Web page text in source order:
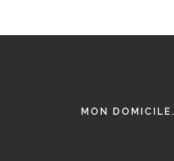
MON DOMICILE.